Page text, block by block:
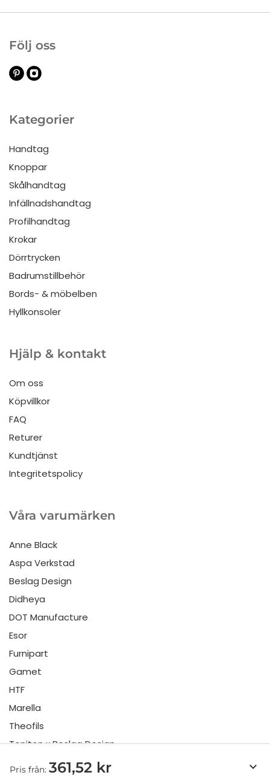
Pris från: 361,52 kr keyboard_arrow_down
Kategorier
Handtag
Knoppar
Skålhandtag
Infällnadshandtag
Profilhandtag
Krokar
Dörrtrycken
Badrumstillbehör
Bords- & möbelben
Hyllkonsoler
Hjälp & kontakt
Om oss
Köpvillkor
FAQ
Returer
Kundtjänst
Integritetspolicy
Våra varumärken
Anne Black
Aspa Verkstad
Beslag Design
Didheya
DOT Manufacture
Esor
Furnipart
Gamet
HTF
Marella
Theofils
Toniton x Beslag Design
Twentytwo
Följ oss